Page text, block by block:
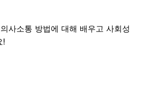
사소통 방법에 대해 배우고 사회성
!